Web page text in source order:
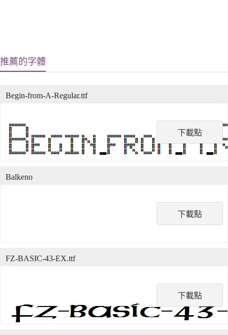
推薦的字體
下載點
Begin-from-A-Regular.ttf
下載點
Balkeno
下載點
FZ-BASIC-43-EX.ttf